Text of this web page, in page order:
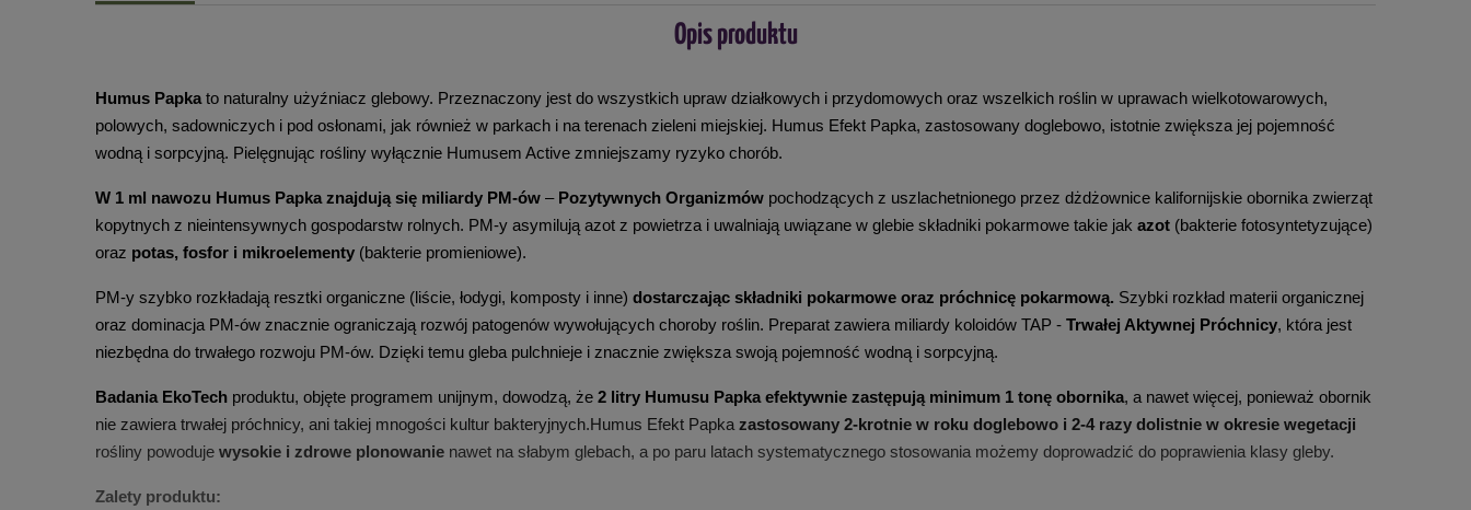
Opis produktu
Humus Papka to naturalny użyźniacz glebowy. Przeznaczony jest do wszystkich upraw działkowych i przydomowych oraz wszelkich roślin w uprawach wielkotowarowych,
polowych, sadowniczych i pod osłonami, jak również w parkach i na terenach zieleni miejskiej. Humus Efekt Papka, zastosowany doglebowo, istotnie zwiększa jej pojemność
wodną i sorpcyjną. Pielęgnując rośliny wyłącznie Humusem Active zmniejszamy ryzyko chorób.
W 1 ml nawozu Humus Papka znajdują się miliardy PM-ów – Pozytywnych Organizmów pochodzących z uszlachetnionego przez dżdżownice kalifornijskie obornika zwierząt
kopytnych z nieintensywnych gospodarstw rolnych. PM-y asymilują azot z powietrza i uwalniają uwiązane w glebie składniki pokarmowe takie jak azot (bakterie fotosyntetyzujące)
oraz potas, fosfor i mikroelementy (bakterie promieniowe).
PM-y szybko rozkładają resztki organiczne (liście, łodygi, komposty i inne) dostarczając składniki pokarmowe oraz próchnicę pokarmową. Szybki rozkład materii organicznej
oraz dominacja PM-ów znacznie ograniczają rozwój patogenów wywołujących choroby roślin. Preparat zawiera miliardy koloidów TAP - Trwałej Aktywnej Próchnicy, która jest
niezbędna do trwałego rozwoju PM-ów. Dzięki temu gleba pulchnieje i znacznie zwiększa swoją pojemność wodną i sorpcyjną.
Badania EkoTech produktu, objęte programem unijnym, dowodzą, że 2 litry Humusu Papka efektywnie zastępują minimum 1 tonę obornika, a nawet więcej, ponieważ obornik
nie zawiera trwałej próchnicy, ani takiej mnogości kultur bakteryjnych.Humus Efekt Papka zastosowany 2-krotnie w roku doglebowo i 2-4 razy dolistnie w okresie wegetacji
rośliny powoduje wysokie i zdrowe plonowanie nawet na słabym glebach, a po paru latach systematycznego stosowania możemy doprowadzić do poprawienia klasy gleby.
Zalety produktu: